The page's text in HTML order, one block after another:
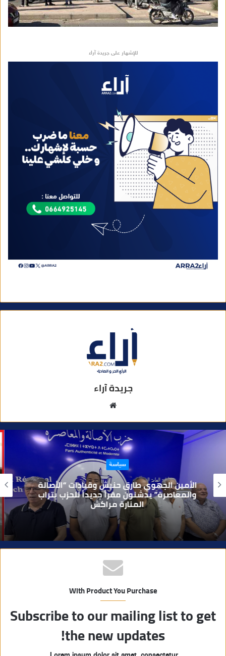
للإشهار على جريدة آراء
جريدة آراء
ق
ع
ا
ل
و
ي
ب
حوادث
بعد تداول فيديو يوثق العملية.. أمن مراكش
يطيح بقاصر مشتبه في تورطه في سرقة
مسلحة..
With Product You Purchase
Subscribe to our mailing list to get
the new updates!